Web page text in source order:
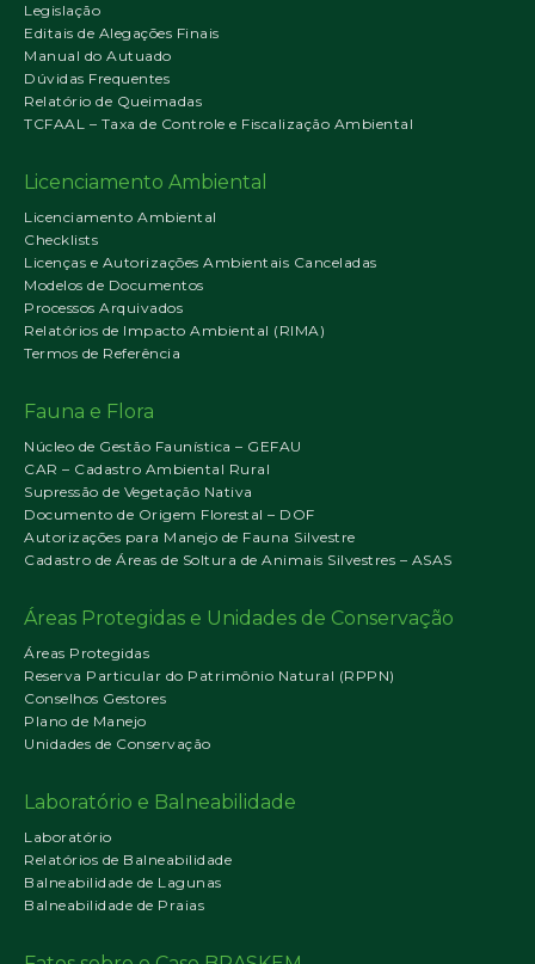
Legislação
Editais de Alegações Finais
Manual do Autuado
Dúvidas Frequentes
Relatório de Queimadas
TCFAAL – Taxa de Controle e Fiscalização Ambiental
Licenciamento Ambiental
Licenciamento Ambiental
Checklists
Licenças e Autorizações Ambientais Canceladas
Modelos de Documentos
Processos Arquivados
Relatórios de Impacto Ambiental (RIMA)
Termos de Referência
Fauna e Flora
Núcleo de Gestão Faunística – GEFAU
CAR – Cadastro Ambiental Rural
Supressão de Vegetação Nativa
Documento de Origem Florestal – DOF
Autorizações para Manejo de Fauna Silvestre
Cadastro de Áreas de Soltura de Animais Silvestres – ASAS
Áreas Protegidas e Unidades de Conservação
Áreas Protegidas
Reserva Particular do Patrimônio Natural (RPPN)
Conselhos Gestores
Plano de Manejo
Unidades de Conservação
Laboratório e Balneabilidade
Laboratório
Relatórios de Balneabilidade
Balneabilidade de Lagunas
Balneabilidade de Praias